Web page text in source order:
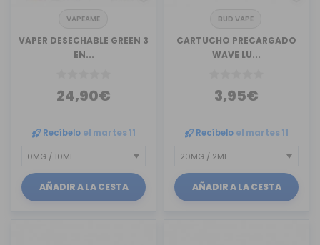
VAPEAME
VAPER DESECHABLE GREEN 3
EN...
24,90€
Recíbelo el martes 11
AÑADIR A LA CESTA
BUD VAPE
CARTUCHO PRECARGADO
WAVE LU...
3,95€
Recíbelo el martes 11
AÑADIR A LA CESTA